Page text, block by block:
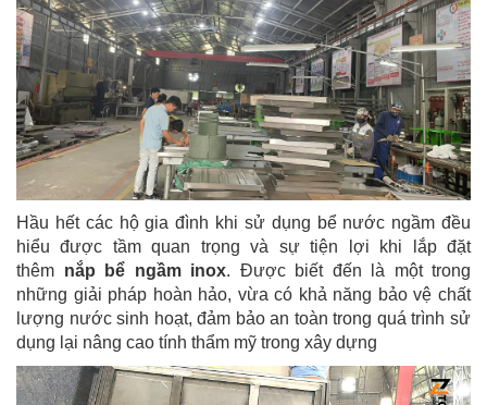
Hầu hết các hộ gia đình khi sử dụng bể nước ngầm đều
hiểu được tầm quan trọng và sự tiện lợi khi lắp đặt
thêm nắp bể ngầm inox. Được biết đến là một trong
những giải pháp hoàn hảo, vừa có khả năng bảo vệ chất
lượng nước sinh hoạt, đảm bảo an toàn trong quá trình sử
dụng lại nâng cao tính thẩm mỹ trong xây dựng